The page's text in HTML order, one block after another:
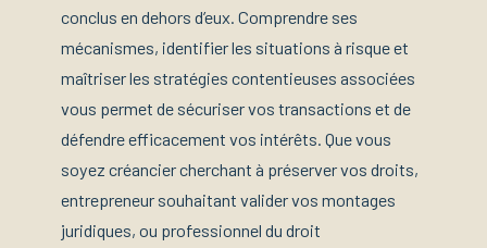
conclus en dehors d’eux. Comprendre ses
mécanismes, identifier les situations à risque et
maîtriser les stratégies contentieuses associées
vous permet de sécuriser vos transactions et de
défendre efficacement vos intérêts. Que vous
soyez créancier cherchant à préserver vos droits,
entrepreneur souhaitant valider vos montages
juridiques, ou professionnel du droit